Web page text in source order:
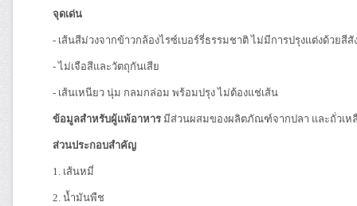
จุดเด่น
- เส้นสีม่วงจากข้าวกล้องไรซ์เบอร์รี่ธรรมชาติ ไม่มีการปรุงแต่งด้วยสีสั
- ไม่เจือสีและวัตถุกันเสีย
- เส้นเหนียว นุ่ม กลมกล่อม พร้อมปรุง ไม่ต้องแช่เส้น
ข้อมูลสำหรับผู้แพ้อาหาร มีส่วนผสมของผลิตภัณฑ์จากปลา และถั่วเห
ส่วนประกอบสำคัญ
1. เส้นหมี่
2. น้ำมันพืช